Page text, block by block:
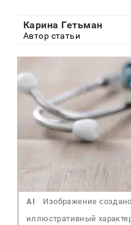
Карина Гетьман
Автор статьи
AI
Изображение
иллюстративный